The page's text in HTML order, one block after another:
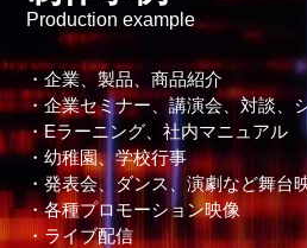
Production example
・企業、製品、商品紹介
・企業セミナー、講演会、対談、
・Eラーニング、社内マニュアル
・幼稚園、学校行事
・発表会、ダンス、演劇など舞台
・各種プロモーション映像
・ライブ配信